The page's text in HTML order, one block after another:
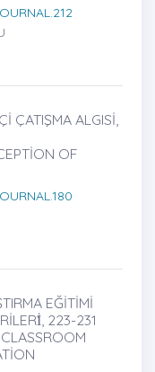
ÇATIŞMA ALGISİ,
OF
EĞİTİMİ
223-231